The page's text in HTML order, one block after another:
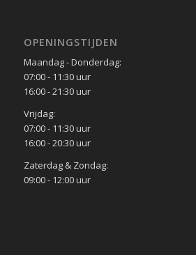
OPENINGSTIJDEN
Maandag - Donderdag:
07:00 - 11:30 uur
16:00 - 21:30 uur
Vrijdag:
07:00 - 11:30 uur
16:00 - 20:30 uur
Zaterdag & Zondag:
09:00 - 12:00 uur